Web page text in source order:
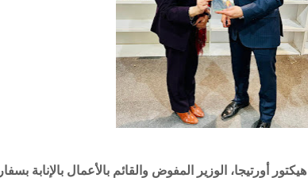
أورتيجا، الوزير المفوض والقائم بالأعمال بالإنابة